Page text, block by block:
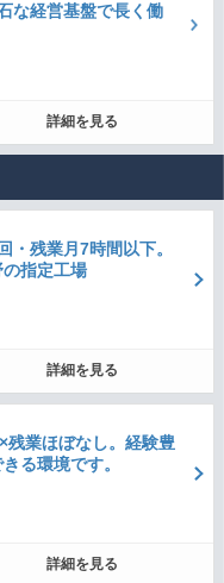
な経営基盤で長く働
詳細を見る
・残業月7時間以下。
指定工場
詳細を見る
残業ほぼなし。経験豊
る環境です。
詳細を見る